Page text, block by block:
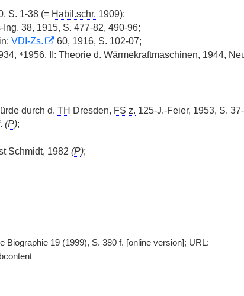
S. 1-38 (= Habil.schr. 1909);
Ing. 38, 1915, S. 477-82, 490-96;
VDI-Zs.
60, 1916, S. 102-07;
⁴1956, II: Theorie d. Wärmekraftmaschinen, 1944,
durch d. TH Dresden, FS z. 125-J.-Feier, 1953, S.
(P);
Schmidt, 1982 (P);
19 (1999), S. 380 f. [online version]; URL: